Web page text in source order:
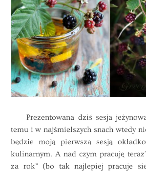
Prezentowana dziś sesja
temu i w najśmielszych snach wtedy
będzie moją pierwszą sesją
kulinarnym. A nad czym pracuję
za rok” (bo tak najlepiej pracuje